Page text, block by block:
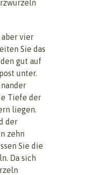
aber vier
Sie das
gut auf
unter.
Tiefe der
liegen.
der
zehn
Sie die
Da sich